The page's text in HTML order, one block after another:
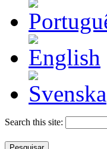
Search this site: